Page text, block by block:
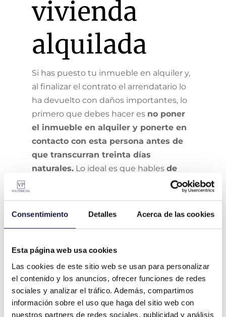
Consentimiento Detalles Acerca de las cookies
Esta página web usa cookies
Las cookies de este sitio web se usan para personalizar
el contenido y los anuncios, ofrecer funciones de redes
sociales y analizar el tráfico. Además, compartimos
información sobre el uso que haga del sitio web con
nuestros partners de redes sociales, publicidad y análisis
vivienda
alquilada
Si has puesto tu inmueble en alquiler y,
al finalizar el contrato el arrendatario lo
ha devuelto con daños importantes, lo
primero que debes hacer es no poner
el inmueble en alquiler y ponerte en
contacto con esta persona antes de
que transcurran treinta días
naturales.Lo ideal es que hables de
con el inquilino y le
Hazlo con calma y sin acusar, ya que
podéis llegar a un acuerdo y
mencionado más arriba para dejar el
piso en las mismas condiciones en que
lo había recibido. Lo ideal esdejarlo por
escritoen el momento de entrega de